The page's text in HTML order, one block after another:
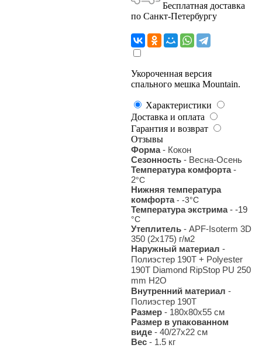
Бесплатная доставка
по Санкт-Петербургу
Укороченная версия
спального мешка Mountain.
Характеристики
Доставка и оплата
Гарантия и возврат
Отзывы
Форма- Кокон
Сезонность - Весна-Осень
Температура комфорта-
2°С
Нижняя температура
комфорта- -3°С
Температура экстрима- -19
°С
Утеплитель - APF-Isoterm 3D
350 (2x175) г/м2
Наружный материал -
Полиэстер 190T + Polyester
190T Diamond RipStop PU 250
mm H2O
Внутренний материал -
Полиэстер 190T
Размер - 180х80х55 см
Размер в упакованном
виде - 40/27x22 см
Вес - 1.5 кг